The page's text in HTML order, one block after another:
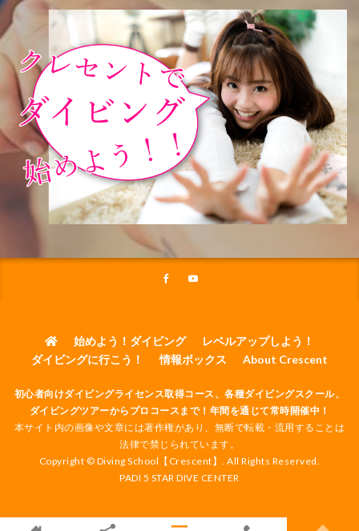
始めよう！ダイビング
レベルアップしよう！
ダイビングに行こう！
情報ボックス About Crescent
初心者向けダイビングライセンス取得コース、各種ダイビングスクール、
ダイビングツアーからプロコースまで！年間を通じて常時開催中！
本サイト内の画像や文章には著作権があり、無断で転載・流用することは
法律で禁じられています。
Copyright © Diving School【Crescent】. All Rights Reserved.
PADI 5 STAR DIVE CENTER